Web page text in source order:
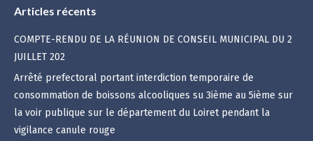
Articles récents
COMPTE-RENDU DE LA RÉUNION DE CONSEIL MUNICIPAL DU 2
JUILLET 202
Arrêté prefectoral portant interdiction temporaire de
consommation de boissons alcooliques su 3ième au 5ième sur
la voir publique sur le département du Loiret pendant la
vigilance canule rouge